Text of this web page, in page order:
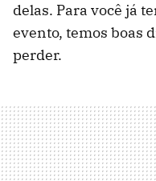
delas. Para você já
evento, temos boas
perder.